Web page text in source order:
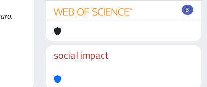
3
social impact